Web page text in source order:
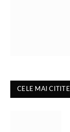
CELE MAI CITITE